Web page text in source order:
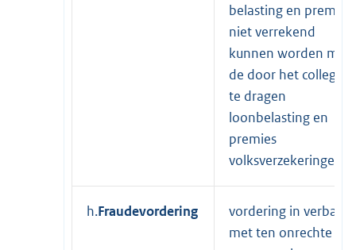
belasting en premies
niet verrekend
kunnen worden met
de door het college
te dragen
loonbelasting en
premies
volksverzekeringen;
h.Fraudevordering
vordering in verband
met ten onrechte of